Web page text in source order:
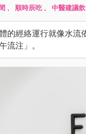
、 順時辰吃、中醫建議
的經絡運行就像水
流注」。